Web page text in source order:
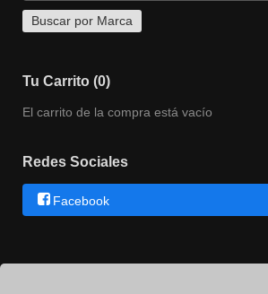
Tu Carrito (0)
El carrito de la compra está vacío
Redes Sociales
Facebook